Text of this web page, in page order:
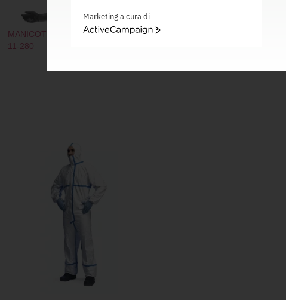
MANICOTTO HYFLEX
11-280
MANICOTTO HYFLEX
Marketing a cura di
ActiveCampaign